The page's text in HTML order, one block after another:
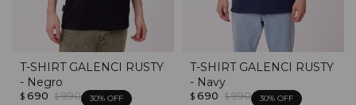
T-SHIRT GALENCI RUSTY
- Negro
$ 690 $ 990 30
T-SHIRT GALENCI RUSTY
- Navy
$ 690 $ 990 30